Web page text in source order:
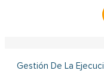
Gestión De La